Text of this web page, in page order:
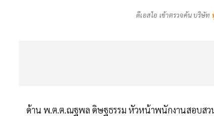
ดีเอสไอ เข้าตรวจค้น บริษัท
ด้าน พ.ต.ต.ณฐพล ดิษฐธรรม หัวหน้าพนักงานสอบสว